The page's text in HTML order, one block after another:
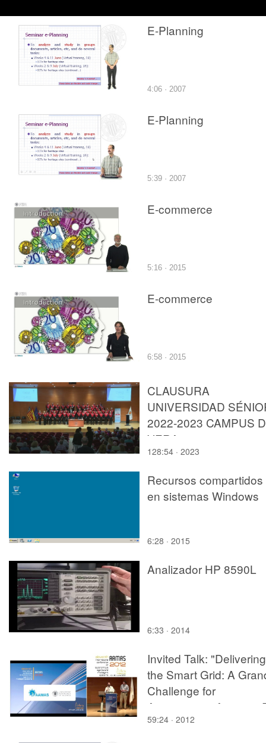
E-Planning
4:06 · 2007
E-Planning
5:39 · 2007
E-commerce
5:16 · 2015
E-commerce
6:58 · 2015
CLAUSURA
UNIVERSIDAD
2022-2023 CAMPUS
VERA
128:54 · 2023
Recursos compartidos
en sistemas Windows
6:28 · 2015
Analizador HP 8590L
6:33 · 2014
Invited Talk: "Delivering
the Smart Grid: A
Challenge for
Autonomous Agents".
Alex Rogers
59:24 · 2012